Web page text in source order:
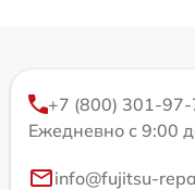
+7 (800) 301-
Ежедневно с 9:00
info@fujitsu-